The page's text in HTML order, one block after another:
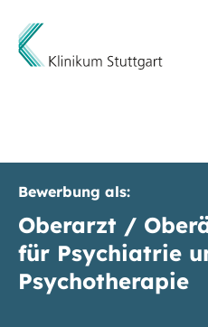
Bewerbung als:
Oberarzt /
für Psychiatrie
Psychotherapie